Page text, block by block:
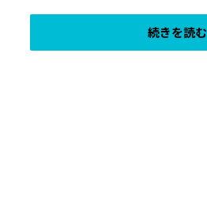
続きを読む